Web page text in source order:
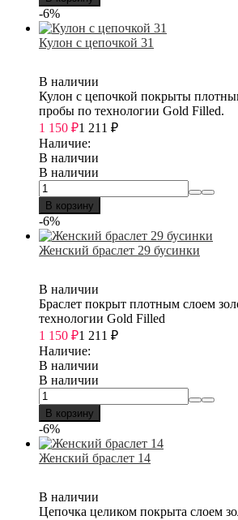
-6%
Кулон с цепочкой 31
В наличии
Кулон с цепочкой покрыты
пробы по технологии Gold Filled.
1 150 ₽1 211 ₽
Наличие:
В наличии
В наличии
В корзину
-6%
Женский браслет 29 бусинки
В наличии
Браслет покрыт плотным слоем
технологии Gold Filled
1 150 ₽1 211 ₽
Наличие:
В наличии
В наличии
В корзину
-6%
Женский браслет 14
В наличии
Цепочка целиком покрыта слоем